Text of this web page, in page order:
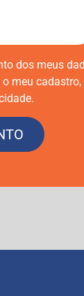
dos meus
meu cadastro,